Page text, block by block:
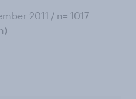
2011 / n= 1017